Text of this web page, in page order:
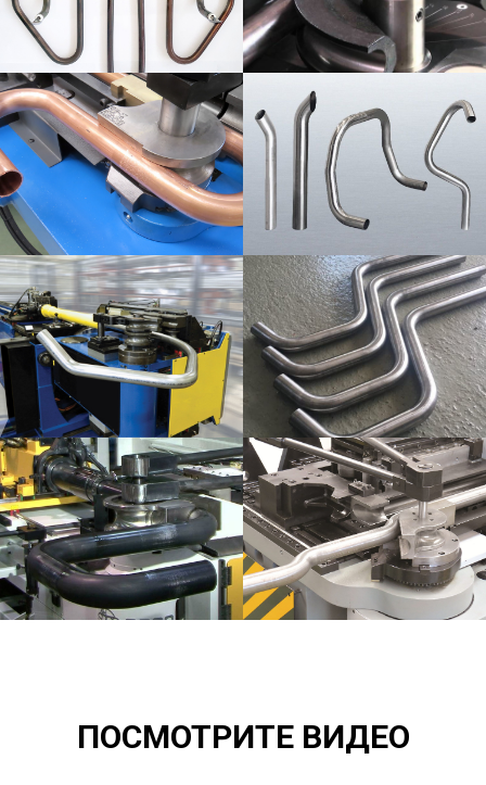
ПОСМОТРИТЕ ВИДЕО